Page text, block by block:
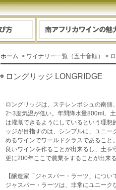
ホーム > ワイナリー一覧（五十音順） >
ロングリッジ LONGRIDGE
ロングリッジは、ステレンボシュの南
2~3度気温が低い。年間降水量800ml。
は灌漑できるようにしているという理想
ッジが目指すのは、シンプルに、ユニ
めるワインでワールドクラスであること
良いワインを作ることが出来るし、土を
更に200年ここで農業をすることが出来
【醸造家「ジャスパー・ラーツ」につい
ジャスパー・ラーツは、非常にユニー